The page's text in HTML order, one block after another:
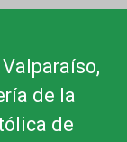
de la
de